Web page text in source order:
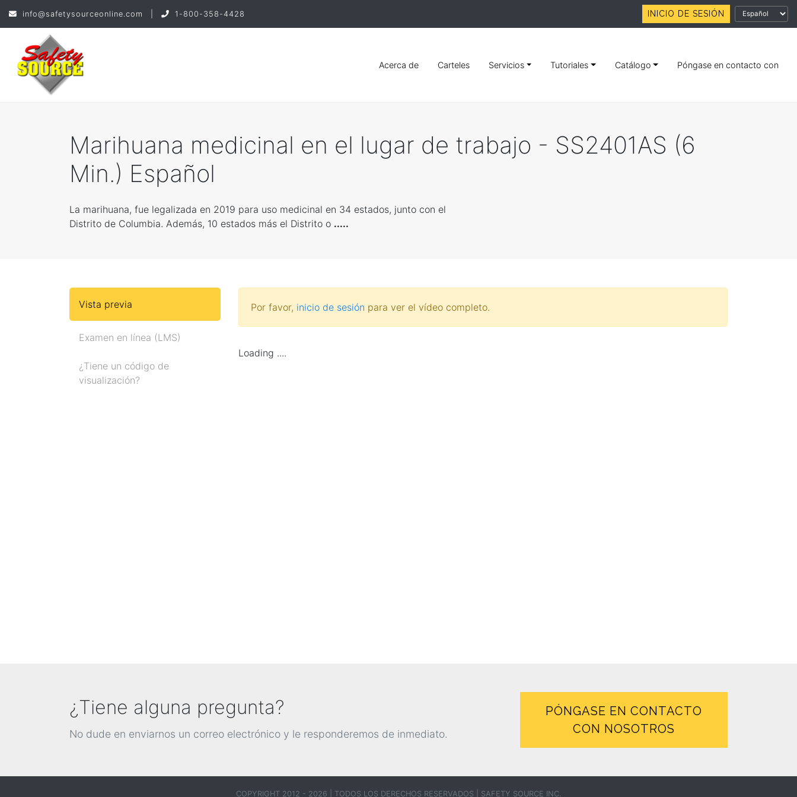
info@safetysourceonline.com 1-800-358-4428 INICIO DE SESIÓN
Acerca de Carteles Servicios Tutoriales Catálogo Póngase en contacto con
Marihuana medicinal en el lugar de trabajo - SS2401AS (6
Min.) Español
La marihuana, fue legalizada en 2019 para uso medicinal en 34 estados, junto con el
Distrito de Columbia. Además, 10 estados más el Distrito o .....
Vista previa
Examen en línea (LMS)
¿Tiene un código de
visualización?
Por favor, inicio de sesión para ver el vídeo completo.
Loading ....
¿Tiene alguna pregunta?
No dude en enviarnos un correo electrónico y le responderemos de inmediato.
PÓNGASE EN CONTACTO
CON NOSOTROS
COPYRIGHT 2012 - 2026 | TODOS LOS DERECHOS RESERVADOS | SAFETY SOURCE INC.